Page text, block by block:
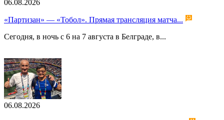
06.08.2026
«Партизан» — «Тобол». Прямая трансляция матча...
Сегодня, в ночь с 6 на 7 августа в Белграде, в...
06.08.2026